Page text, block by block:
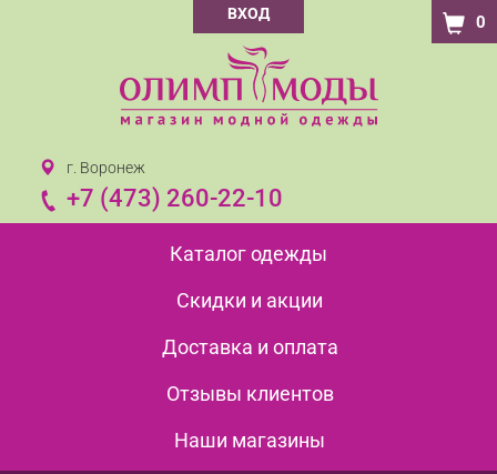
ВХОД 0
г. Воронеж
+7 (473) 260-22-10
Каталог одежды
Скидки и акции
Доставка и оплата
Отзывы клиентов
Наши магазины